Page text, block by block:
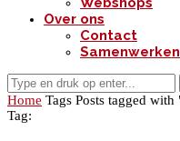
Over ons
Contact
Samenwerken
Home Tags Posts tagged
Tag: